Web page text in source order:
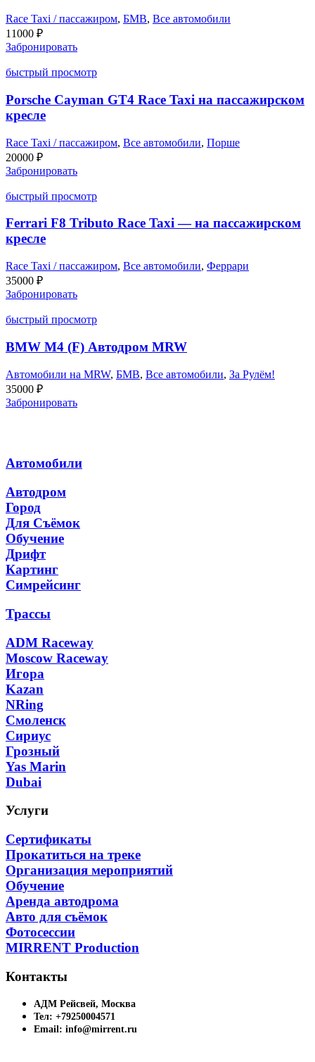
Race Taxi / пассажиром, БМВ, Все автомобили
11000 ₽
Забронировать
быстрый просмотр
Porsche Cayman GT4 Race Taxi на пассажирском
кресле
Race Taxi / пассажиром, Все автомобили, Порше
20000 ₽
Забронировать
быстрый просмотр
Ferrari F8 Tributo Race Taxi — на пассажирском
кресле
Race Taxi / пассажиром, Все автомобили, Феррари
35000 ₽
Забронировать
быстрый просмотр
BMW M4 (F) Автодром MRW
Автомобили на MRW, БМВ, Все автомобили, За Рулём!
35000 ₽
Забронировать
Автомобили
Автодром
Город
Для Съёмок
Обучение
Дрифт
Картинг
Симрейсинг
Трассы
ADM Raceway
Moscow Raceway
Игора
Kazan
NRing
Смоленск
Сириус
Грозный
Yas Marin
Dubai
Услуги
Сертификаты
Прокатиться на треке
Организация мероприятий
Обучение
Аренда автодрома
Авто для съёмок
Фотосессии
MIRRENT Production
Контакты
АДМ Рейсвей, Москва
Тел: +79250004571
Email: info@mirrent.ru